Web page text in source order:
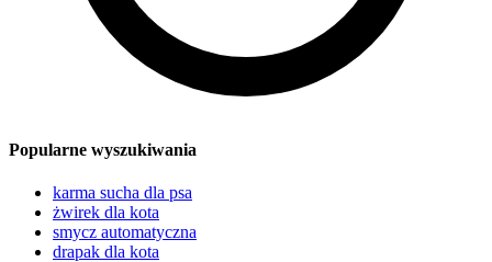
Popularne wyszukiwania
karma sucha dla psa
żwirek dla kota
smycz automatyczna
drapak dla kota